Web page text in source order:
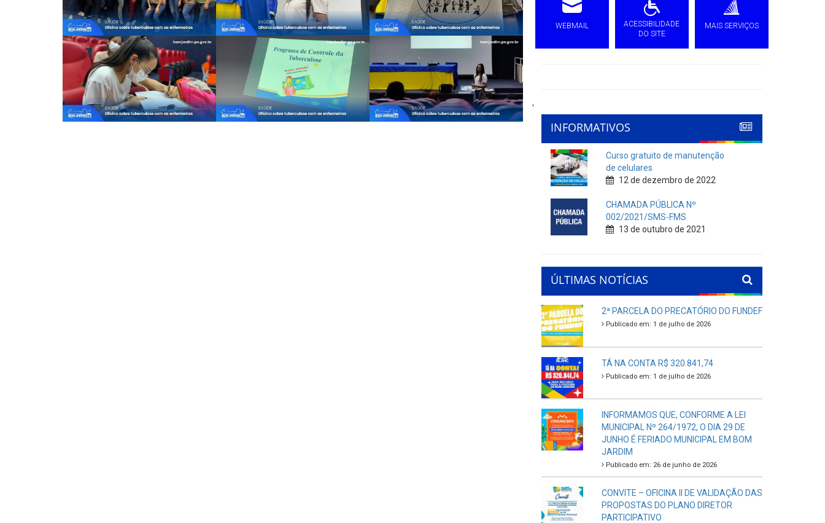
WEBMAIL
ACESSIBILIDADE
DO SITE
MAIS SERVIÇOS
'
INFORMATIVOS
Curso gratuito de manutenção
de celulares
12 de dezembro de 2022
CHAMADA PÚBLICA Nº
002/2021/SMS-FMS
13 de outubro de 2021
ÚLTIMAS NOTÍCIAS
2ª PARCELA DO PRECATÓRIO DO FUNDEF
Publicado em: 1 de julho de 2026
TÁ NA CONTA R$ 320.841,74
Publicado em: 1 de julho de 2026
INFORMAMOS QUE, CONFORME A LEI
MUNICIPAL Nº 264/1972, O DIA 29 DE
JUNHO É FERIADO MUNICIPAL EM BOM
JARDIM
Publicado em: 26 de junho de 2026
CONVITE – OFICINA II DE VALIDAÇÃO DAS
PROPOSTAS DO PLANO DIRETOR
PARTICIPATIVO